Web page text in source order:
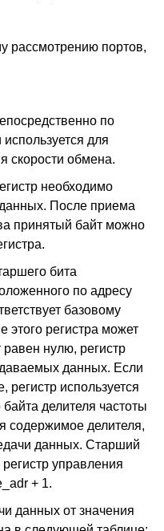
рассмотрению портов,
по
для
скорости обмена.
необходимо
После приема
принятый байт можно
бита
по адресу
базовому
этого регистра может
нулю, регистр
данных. Если
используется
делителя частоты
содержимое делителя,
данных. Старший
управления
+ 1.
данных от значения